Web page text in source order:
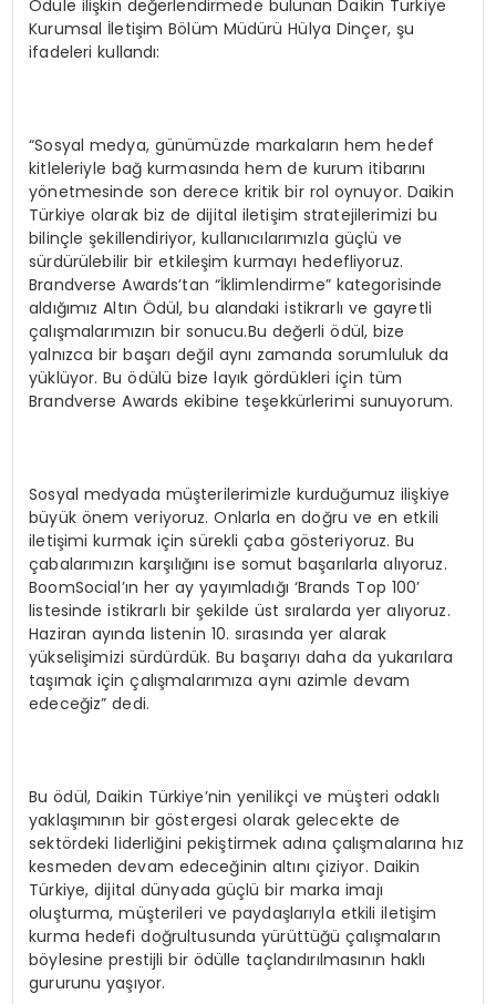
Ödüle ilişkin değerlendirmede bulunan Daikin Türkiye
Kurumsal İletişim Bölüm Müdürü Hülya Dinçer, şu
ifadeleri kullandı:
“Sosyal medya, günümüzde markaların hem hedef
kitleleriyle bağ kurmasında hem de kurum itibarını
yönetmesinde son derece kritik bir rol oynuyor. Daikin
Türkiye olarak biz de dijital iletişim stratejilerimizi bu
bilinçle şekillendiriyor, kullanıcılarımızla güçlü ve
sürdürülebilir bir etkileşim kurmayı hedefliyoruz.
Brandverse Awards’tan “İklimlendirme” kategorisinde
aldığımız Altın Ödül, bu alandaki istikrarlı ve gayretli
çalışmalarımızın bir sonucu.Bu değerli ödül, bize
yalnızca bir başarı değil aynı zamanda sorumluluk da
yüklüyor. Bu ödülü bize layık gördükleri için tüm
Brandverse Awards ekibine teşekkürlerimi sunuyorum.
Sosyal medyada müşterilerimizle kurduğumuz ilişkiye
büyük önem veriyoruz. Onlarla en doğru ve en etkili
iletişimi kurmak için sürekli çaba gösteriyoruz. Bu
çabalarımızın karşılığını ise somut başarılarla alıyoruz.
BoomSocial’ın her ay yayımladığı ‘Brands Top 100’
listesinde istikrarlı bir şekilde üst sıralarda yer alıyoruz.
Haziran ayında listenin 10. sırasında yer alarak
yükselişimizi sürdürdük. Bu başarıyı daha da yukarılara
taşımak için çalışmalarımıza aynı azimle devam
edeceğiz” dedi.
Bu ödül, Daikin Türkiye’nin yenilikçi ve müşteri odaklı
yaklaşımının bir göstergesi olarak gelecekte de
sektördeki liderliğini pekiştirmek adına çalışmalarına hız
kesmeden devam edeceğinin altını çiziyor. Daikin
Türkiye, dijital dünyada güçlü bir marka imajı
oluşturma, müşterileri ve paydaşlarıyla etkili iletişim
kurma hedefi doğrultusunda yürüttüğü çalışmaların
böylesine prestijli bir ödülle taçlandırılmasının haklı
gururunu yaşıyor.